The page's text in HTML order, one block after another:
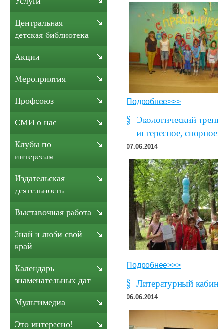
Подробнее>>>
Экологический
интересное,
07.06.2014
Подробнее>>>
Литературный
06.06.2014
Центральная
детская библиотека
Акции
Мероприятия
Профсоюз
СМИ о нас
Клубы по
интересам
Издательская
деятельность
Выставочная работа
Знай и люби свой
край
Календарь
знаменательных дат
Мультимедиа
Это интересно!